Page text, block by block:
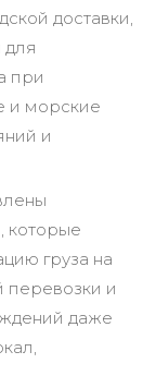
доставки,
при
и морские
и
которые
груза на
перевозки и
даже